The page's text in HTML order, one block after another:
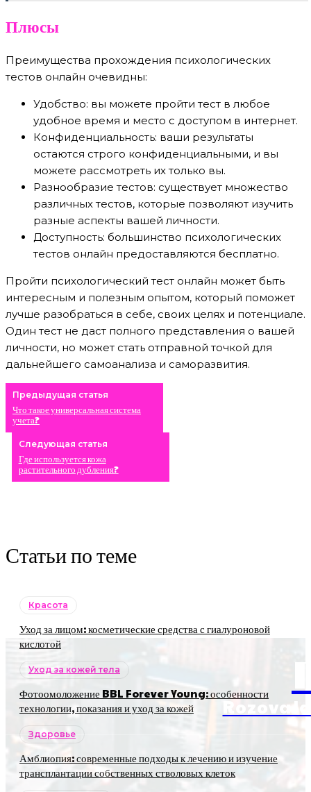
Плюсы
Преимущества прохождения психологических
тестов онлайн очевидны:
Удобство: вы можете пройти тест в любое
удобное время и место с доступом в интернет.
Конфиденциальность: ваши результаты
остаются строго конфиденциальными, и вы
можете рассмотреть их только вы.
Разнообразие тестов: существует множество
различных тестов, которые позволяют изучить
разные аспекты вашей личности.
Доступность: большинство психологических
тестов онлайн предоставляются бесплатно.
Пройти психологический тест онлайн может быть
интересным и полезным опытом, который поможет
лучше разобраться в себе, своих целях и потенциале.
Один тест не даст полного представления о вашей
личности, но может стать отправной точкой для
дальнейшего самоанализа и саморазвития.
Предыдущая статья
Что такое универсальная система
учета?
Следующая статья
Где используется кожа
растительного дубления?
Статьи по теме
Красота
Уход за лицом: косметические средства с гиалуроновой
кислотой
Уход за кожей тела
Фотоомоложение BBL Forever Young: особенности
технологии, показания и уход за кожей
Здоровье
Амблиопия: современные подходы к лечению и изучение
трансплантации собственных стволовых клеток